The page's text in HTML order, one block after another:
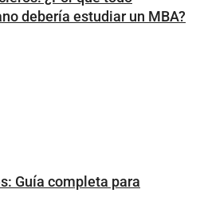
debería estudiar un MBA?
Guía completa para